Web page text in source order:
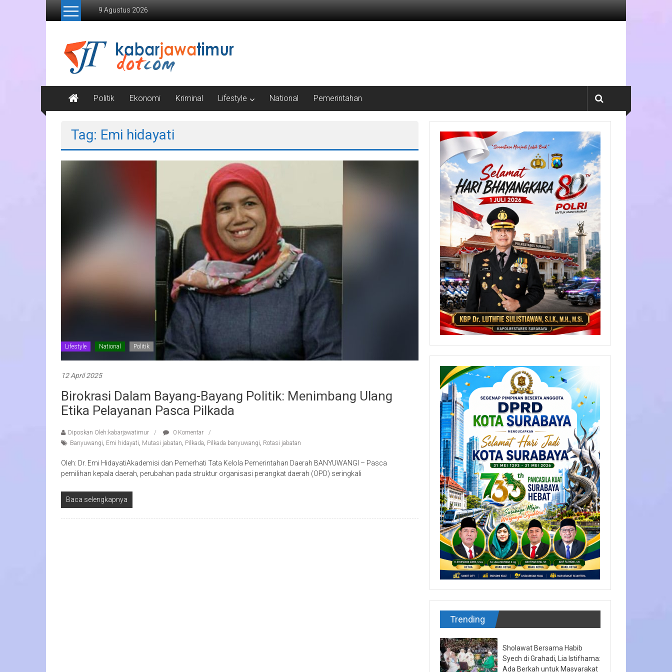
Lompat
9 Agustus 2026
Kabar
Jawa
Timur
Media
Online
Timur
Politik Ekonomi Kriminal Lifestyle National Pemerintahan
Tag: Emi hidayati
Lifestyle National Politik
12 April 2025
Birokrasi Dalam Bayang-Bayang Politik: Menimbang Ulang
Etika Pelayanan Pasca Pilkada
Diposkan Oleh:kabarjawatimur
0 Komentar
Banyuwangi, Emi hidayati, Mutasi jabatan, Pilkada, Pilkada banyuwangi, Rotasi jabatan
Oleh: Dr. Emi HidayatiAkademisi dan Pemerhati Tata Kelola Pemerintahan Daerah BANYUWANGI – Pasca
pemilihan kepala daerah, perubahan pada struktur organisasi perangkat daerah (OPD) seringkali
Baca selengkapnya
Trending
Sholawat Bersama Habib
Syech di Grahadi, Lia Istifhama:
Ada Berkah untuk Masyarakat